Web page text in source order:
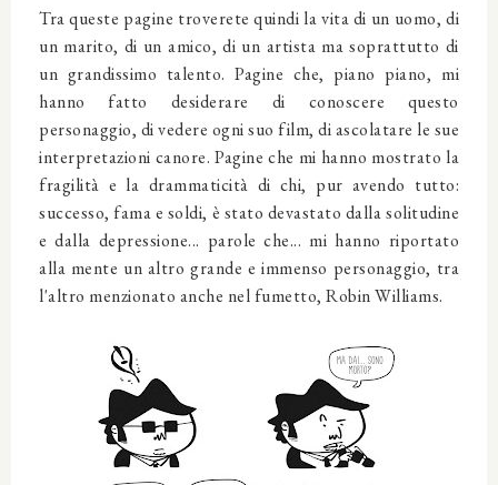
Tra queste pagine troverete quindi la vita di un uomo, di
un marito, di un amico, di un artista ma soprattutto di
un grandissimo talento. Pagine che, piano piano, mi
hanno fatto desiderare di conoscere questo
personaggio, di vedere ogni suo film, di ascolatare le sue
interpretazioni canore. Pagine che mi hanno mostrato la
fragilità e la drammaticità di chi, pur avendo tutto:
successo, fama e soldi, è stato devastato dalla solitudine
e dalla depressione... parole che... mi hanno riportato
alla mente un altro grande e immenso personaggio, tra
l'altro menzionato anche nel fumetto, Robin Williams.